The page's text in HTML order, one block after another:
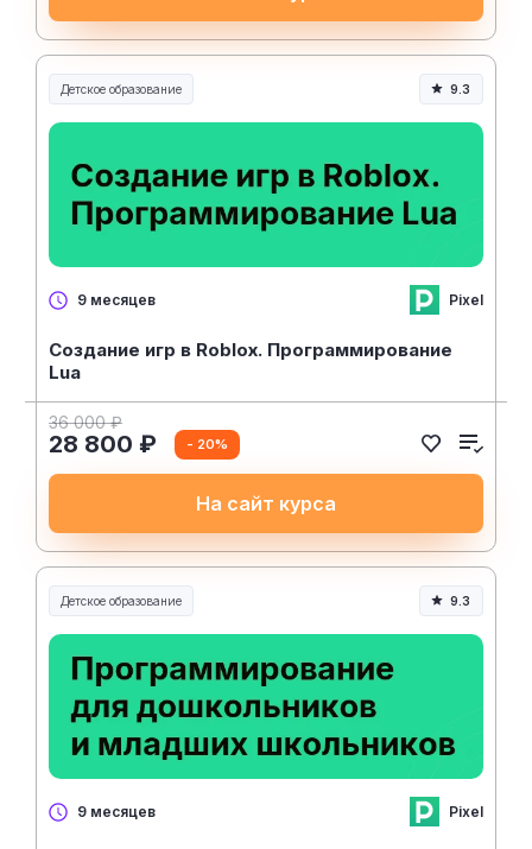
Детское образование 9.3
9 месяцев Pixel
Создание игр в Roblox. Программирование
Lua
36 000 ₽
28 800 ₽ - 20%
На сайт курса
Детское образование 9.3
9 месяцев Pixel